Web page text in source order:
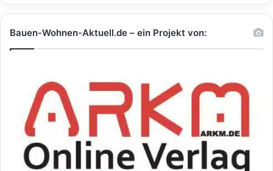
Bauen-Wohnen-Aktuell.de – ein Projekt von: